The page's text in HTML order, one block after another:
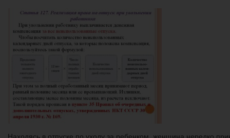
Находясь в отпуске по уходу за ребенком, женщина нередко